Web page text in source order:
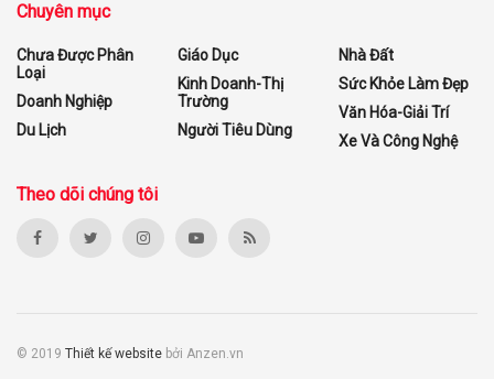
Chuyên mục
Chưa Được Phân
Loại
Doanh Nghiệp
Du Lịch
Giáo Dục
Kinh Doanh-Thị
Trường
Người Tiêu Dùng
Nhà Đất
Sức Khỏe Làm Đẹp
Văn Hóa-Giải Trí
Xe Và Công Nghệ
Theo dõi chúng tôi
© 2019 Thiết kế website bởi Anzen.vn